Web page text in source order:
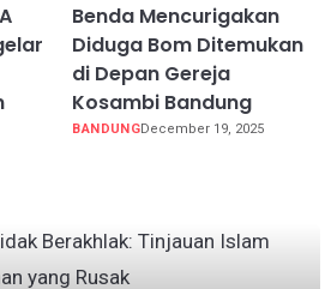
Benda Mencurigakan
Diduga Bom Ditemukan
di Depan Gereja
Kosambi Bandung
BANDUNGDecember 19, 2025